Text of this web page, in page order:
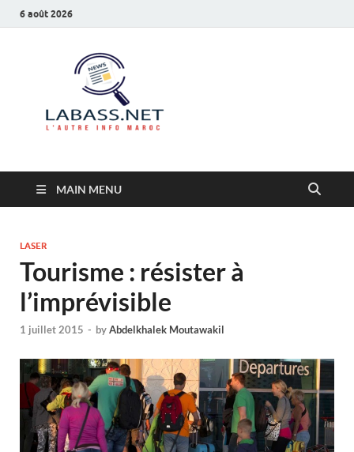
6 août 2026
MAIN MENU
LASER
Tourisme : résister à
l’imprévisible
1 juillet 2015 - byAbdelkhalek Moutawakil